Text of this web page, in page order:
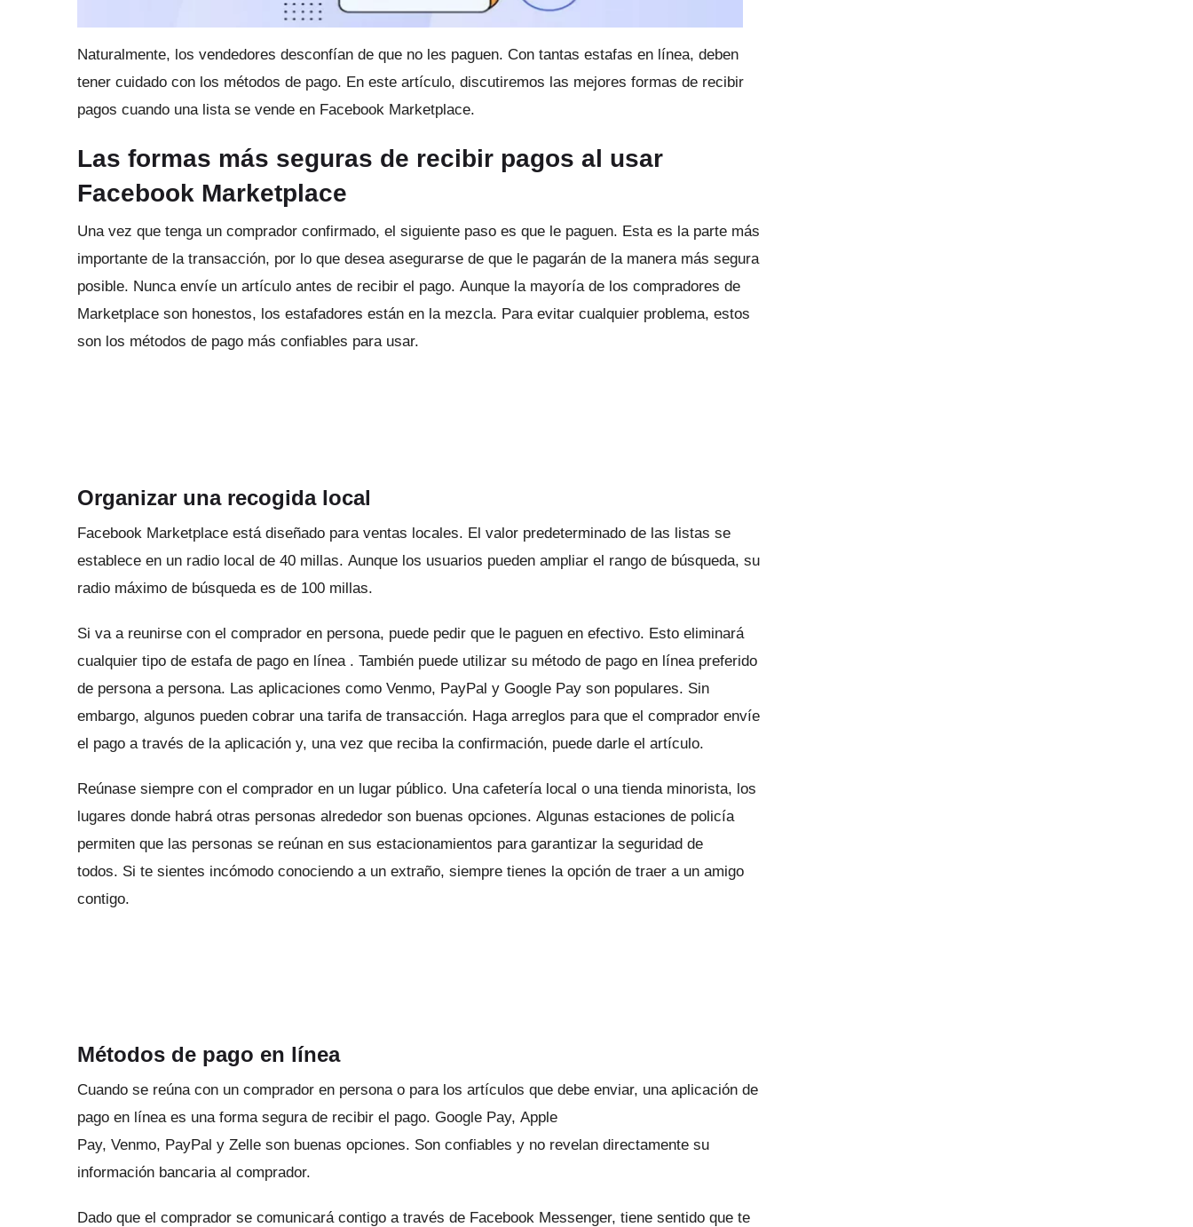
Naturalmente, los vendedores desconfían de que no les paguen. Con tantas estafas en línea, deben
tener cuidado con los métodos de pago. En este artículo, discutiremos las mejores formas de recibir
pagos cuando una lista se vende en Facebook Marketplace.
Las formas más seguras de recibir pagos al usar
Facebook Marketplace
Una vez que tenga un comprador confirmado, el siguiente paso es que le paguen. Esta es la parte más
importante de la transacción, por lo que desea asegurarse de que le pagarán de la manera más segura
posible. Nunca envíe un artículo antes de recibir el pago. Aunque la mayoría de los compradores de
Marketplace son honestos, los estafadores están en la mezcla. Para evitar cualquier problema, estos
son los métodos de pago más confiables para usar.
Organizar una recogida local
Facebook Marketplace está diseñado para ventas locales. El valor predeterminado de las listas se
establece en un radio local de 40 millas. Aunque los usuarios pueden ampliar el rango de búsqueda, su
radio máximo de búsqueda es de 100 millas.
Si va a reunirse con el comprador en persona, puede pedir que le paguen en efectivo. Esto eliminará
cualquier tipo de estafa de pago en línea . También puede utilizar su método de pago en línea preferido
de persona a persona. Las aplicaciones como Venmo, PayPal y Google Pay son populares. Sin
embargo, algunos pueden cobrar una tarifa de transacción. Haga arreglos para que el comprador envíe
el pago a través de la aplicación y, una vez que reciba la confirmación, puede darle el artículo.
Reúnase siempre con el comprador en un lugar público. Una cafetería local o una tienda minorista, los
lugares donde habrá otras personas alrededor son buenas opciones. Algunas estaciones de policía
permiten que las personas se reúnan en sus estacionamientos para garantizar la seguridad de
todos. Si te sientes incómodo conociendo a un extraño, siempre tienes la opción de traer a un amigo
contigo.
Métodos de pago en línea
Cuando se reúna con un comprador en persona o para los artículos que debe enviar, una aplicación de
pago en línea es una forma segura de recibir el pago. Google Pay, Apple
Pay, Venmo, PayPal y Zelle son buenas opciones. Son confiables y no revelan directamente su
información bancaria al comprador.
Dado que el comprador se comunicará contigo a través de Facebook Messenger, tiene sentido que te